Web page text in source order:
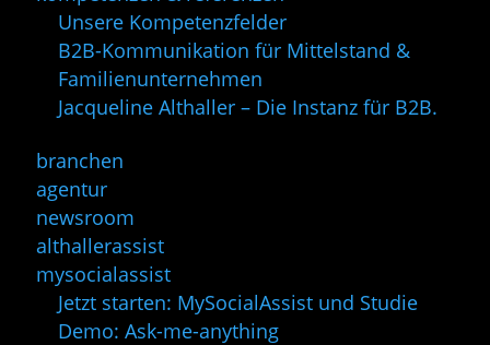
Unsere Kompetenzfelder
B2B-Kommunikation für Mittelstand &
Familienunternehmen
Jacqueline Althaller – Die Instanz für B2B.
branchen
agentur
newsroom
althallerassist
mysocialassist
Jetzt starten: MySocialAssist und Studie
Demo: Ask-me-anything